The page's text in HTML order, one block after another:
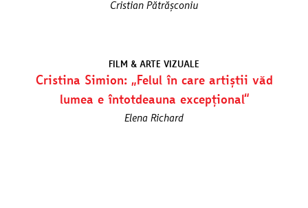
Cristian Pătrășconiu
FILM & ARTE VIZUALE
Cristina Simion: „Felul în care artiștii văd
lumea e întotdeauna excepțional“
Elena Richard